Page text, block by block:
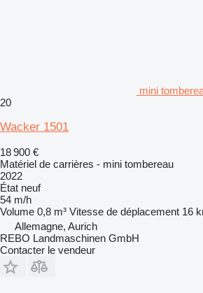
mini
20
Wacker 1501
18 900 €
Matériel de carrières - mini tombereau
2022
État neuf
54 m/h
Volume 0,8 m³ Vitesse de déplacement 16
Allemagne, Aurich
REBO Landmaschinen GmbH
Contacter le vendeur